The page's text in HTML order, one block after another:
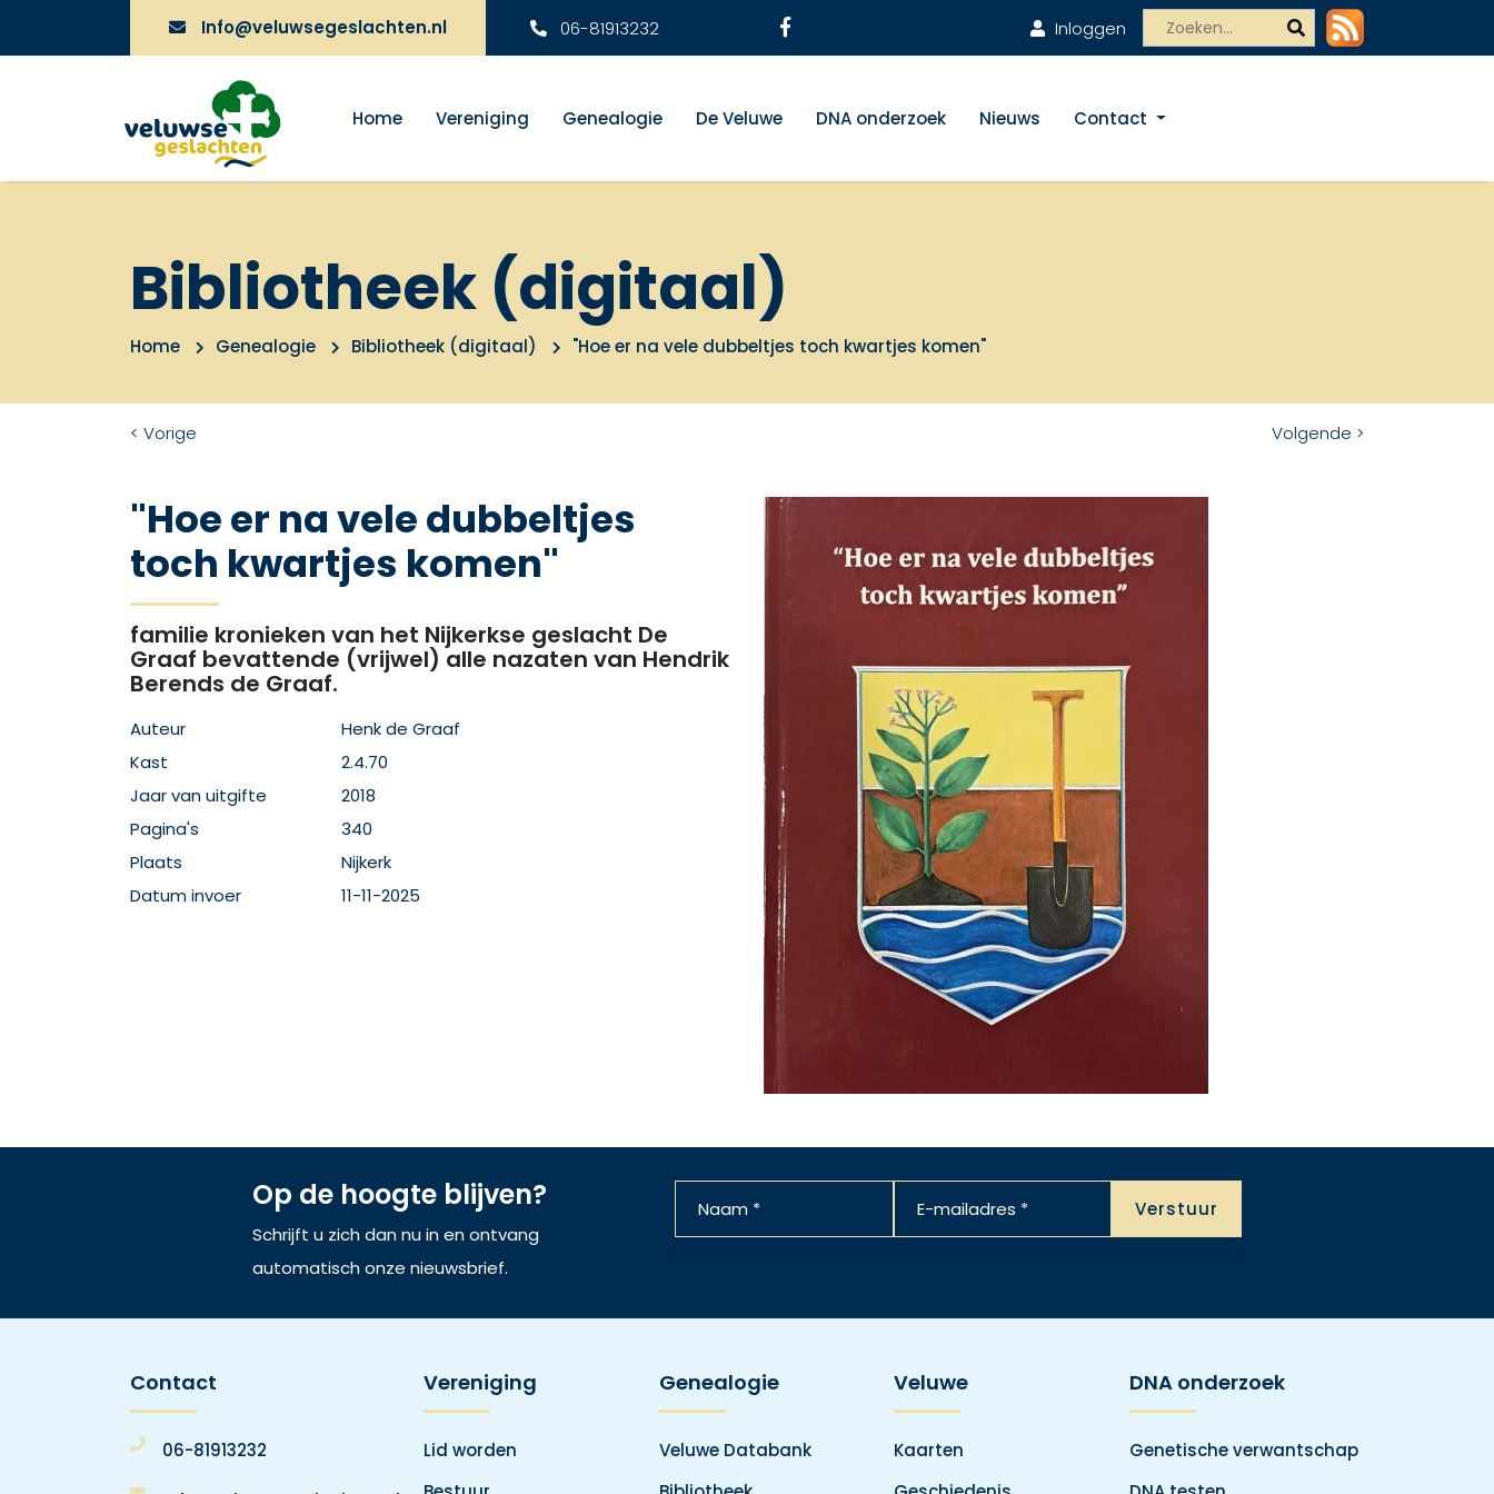
Info@veluwsegeslachten.nl 06-81913232 Inloggen
Home Vereniging Genealogie De Veluwe DNA onderzoek Nieuws Contact
Bibliotheek (digitaal)
Home Genealogie Bibliotheek (digitaal) "Hoe er na vele dubbeltjes toch kwartjes komen"
< Vorige Volgende >
"Hoe er na vele dubbeltjes
toch kwartjes komen"
familie kronieken van het Nijkerkse geslacht De
Graaf bevattende (vrijwel) alle nazaten van Hendrik
Berends de Graaf.
Auteur
Henk de Graaf
Kast
2.4.70
Jaar van uitgifte
2018
Pagina's
340
Plaats
Nijkerk
Datum invoer
11-11-2025
Op de hoogte blijven?
Schrijft u zich dan nu in en ontvang
automatisch onze nieuwsbrief.
Contact
06-81913232
Vereniging
Lid worden
Genealogie
Veluwe Databank
Veluwe
Kaarten
DNA onderzoek
Genetische verwantschap